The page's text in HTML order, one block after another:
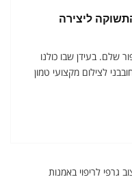
ליצירה
שלם. בעידן שבו כולנו
לצילום מקצועי טמון